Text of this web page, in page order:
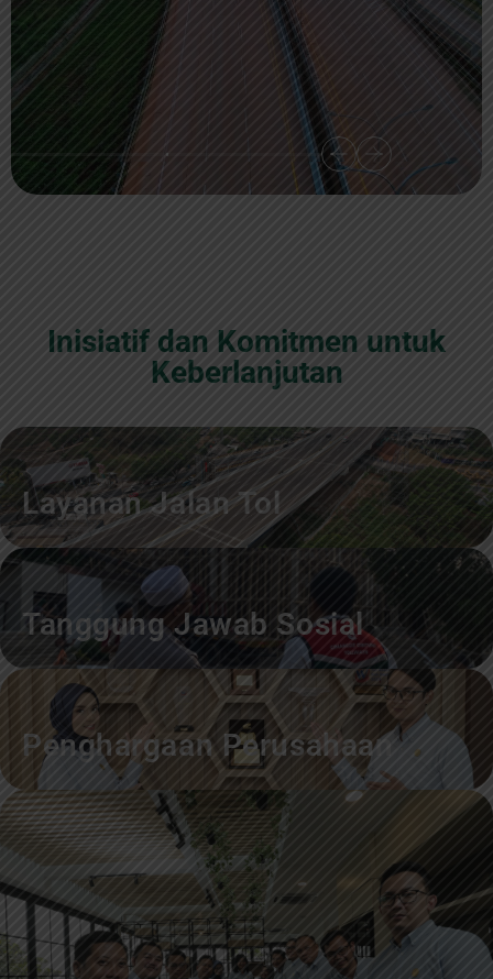
Inisiatif dan Komitmen untuk
Keberlanjutan
Layanan Jalan Tol
Tanggung Jawab Sosial
Penghargaan Perusahaan